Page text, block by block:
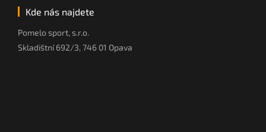
Kde nás najdete
Pomelo sport, s.r.o.
Skladištní 692/3, 746 01 Opava